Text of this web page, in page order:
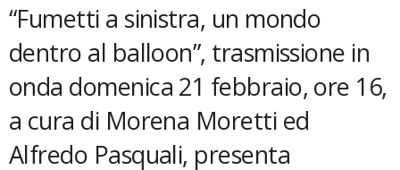
“Fumetti a sinistra, un mondo
dentro al balloon”, trasmissione in
onda domenica 21 febbraio, ore 16,
a cura di Morena Moretti ed
Alfredo Pasquali, presenta